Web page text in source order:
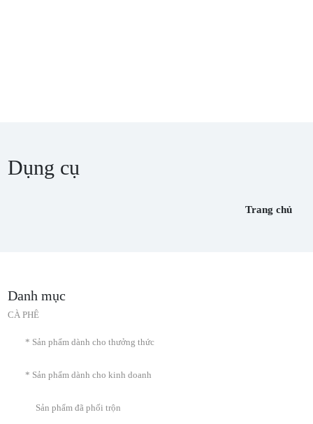
Dụng cụ
Trang chủ
Danh mục
CÀ PHÊ
* Sản phẩm dành cho thưởng thức
* Sản phẩm dành cho kinh doanh
Sản phẩm đã phối trộn